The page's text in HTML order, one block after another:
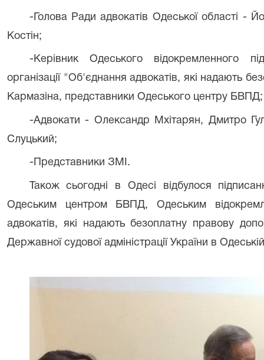
-Голова Ради адвокатів Одеської області -
Костін;
-Керівник Одеського відокремленного
організації "Об'єднання адвокатів, які надають
Кармазіна, представники Одеського центру БВПД;
-Адвокати - Олександр Мхітарян, Дмитро
Слуцький;
-Представники ЗМІ.
Також сьогодні в Одесі відбулося
Одеським центром БВПД, Одеським
адвокатів, які надають безоплатну правову
Державної судової адміністрації України в